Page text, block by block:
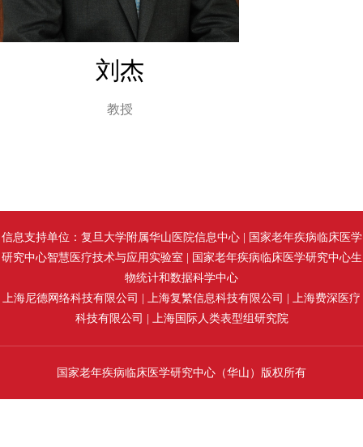
刘杰
教授
信息支持单位：复旦大学附属华山医院信息中心 | 国家老年疾病临床医学
研究中心智慧医疗技术与应用实验室 | 国家老年疾病临床医学研究中心生
物统计和数据科学中心
上海尼德网络科技有限公司 | 上海复繁信息科技有限公司 | 上海费深医疗
科技有限公司 | 上海国际人类表型组研究院
国家老年疾病临床医学研究中心（华山）版权所有